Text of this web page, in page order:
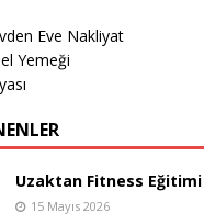
Eve Nakliyat
Yemeği
Uzaktan Fitness Eğitimi
15 Mayıs 2026